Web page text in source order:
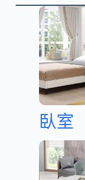
臥室